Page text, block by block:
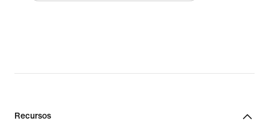
Recursos